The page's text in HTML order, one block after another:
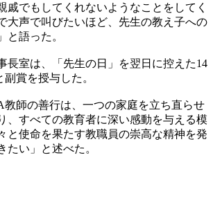
戚でもしてくれないようなことをしてく
大声で叫びたいほど、先生の教え子への
と語った。
長室は、「先生の日」を翌日に控えた14
賞を授与した。
教師の善行は、一つの家庭を立ち直らせ
、すべての教育者に深い感動を与える模
と使命を果たす教職員の崇高な精神を発
たい」と述べた。